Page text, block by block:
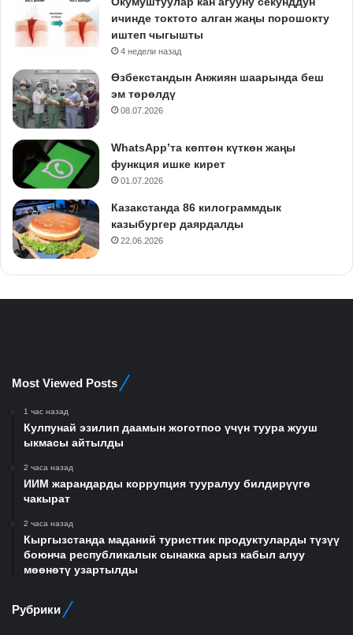
ичинде токтото алган жаңы порошокту
иштеп чыгышты
4 недели назад
Өзбекстандын Анжиян шаарында беш
эм төрөлдү
08.07.2026
WhatsApp’та көптөн күткөн жаңы
функция ишке кирет
01.07.2026
Казакстанда 86 килограммдык
казыбургер даярдалды
22.06.2026
Most Viewed Posts
1 час назад
Кулпунай эзилип даамын жоготпоо үчүн туура жууш
ыкмасы айтылды
2 часа назад
ИИМ жарандарды коррупция тууралуу билдирүүгө
чакырат
2 часа назад
Кыргызстанда маданий туристтик продуктуларды түзүү
боюнча республикалык сынакка арыз кабыл алуу
мөөнөтү узартылды
Рубрики